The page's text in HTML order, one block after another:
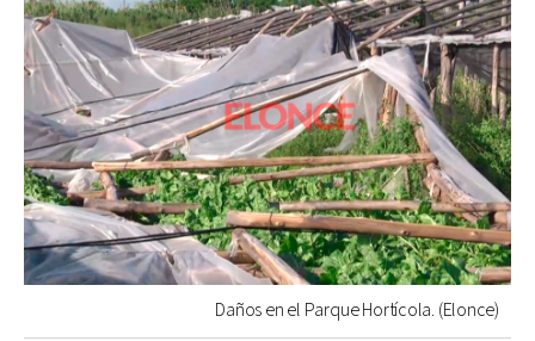
Daños en el Parque Hortícola. (Elonce)